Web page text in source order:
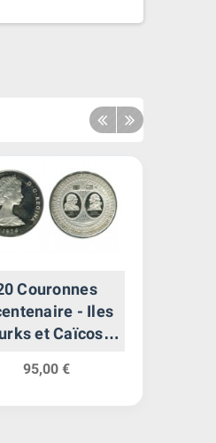
Couronnes
- Iles
et Caïcos
95,00 €